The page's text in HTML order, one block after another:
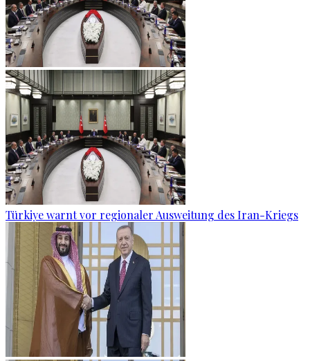
Türkiye warnt vor regionaler Ausweitung des Iran-Kriegs